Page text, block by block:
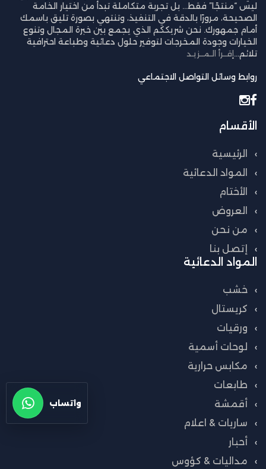
ليس “منتجًا” فقط… بل تجربة متكاملة تبدأ من اختيار الخامة
الصحيحة، مرورًا بالدقة في التنفيذ، وتنتهي بصورة تليق باسمك
أمام جمهورك. نحن شريككم الذي يجمع بين خبرة المجال وتنوع
الخيارات وجودة المخرجات لتوفير حلول دعائية وطباعة احترافية
تلائم... إقــرأ الـمــزيـد
روابط وسائل التواصل الاجتماعي
الأقسام
الرئيسية
المواد الدعائية
الأختام
العروض
من نحن
إتصل بنا
المواد الدعائية
خشب
كريستال
ورقيات
لوحات أسمية
مكابس حرارية
طابعات
أقمشة
ساريات & اعلام
أحبار
مداليات & كؤوس
واتساب